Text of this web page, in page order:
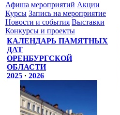
Афиша мероприятий Акции
Курсы Запись на мероприятие
Новости и события Выставки
Конкурсы и проекты
КАЛЕНДАРЬ ПАМЯТНЫХ
ДАТ
ОРЕНБУРГСКОЙ
ОБЛАСТИ
2025 · 2026